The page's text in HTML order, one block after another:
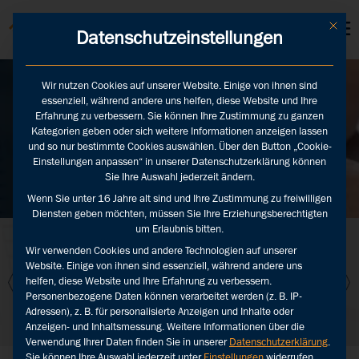
KUNDEN LOGINS
Blog
Zurück
Auswertung
Landtagswahl
Niedersachsen
2022
2022: «Präsenz»
überzeugt mit
zukunftsweisenden
Inhalten
Mit
Datenschutzeinstellungen
Wir nutzen Cookies auf unserer Website. Einige von ihnen sind
essenziell, während andere uns helfen, diese Website und Ihre
Erfahrung zu verbessern. Sie können Ihre Zustimmung zu ganzen
Kategorien geben oder sich weitere Informationen anzeigen lassen
und so nur bestimmte Cookies auswählen. Über den Button „Cookie-
Einstellungen anpassen“ in unserer Datenschutzerklärung können
Sie Ihre Auswahl jederzeit ändern.
Wenn Sie unter 16 Jahre alt sind und Ihre Zustimmung zu freiwilligen
Diensten geben möchten, müssen Sie Ihre Erziehungsberechtigten
um Erlaubnis bitten.
Wir verwenden Cookies und andere Technologien auf unserer
Website. Einige von ihnen sind essenziell, während andere uns
helfen, diese Website und Ihre Erfahrung zu verbessern.
Personenbezogene Daten können verarbeitet werden (z. B. IP-
Adressen), z. B. für personalisierte Anzeigen und Inhalte oder
Anzeigen- und Inhaltsmessung.Weitere Informationen über die
Verwendung Ihrer Daten finden Sie in unsererDatenschutzerklärung.